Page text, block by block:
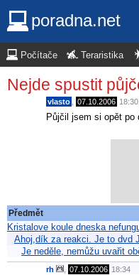
poradna.net
Počítače Teraristika
Nejde spustit
vlasto 07.10.2006 18:30
Půjčil jsem si opět
Předmět
Kristalove koule dneska
Ahoj,dík za reakci. Je to dvd
Je neděle, nemůžu uvařit
rh 07.10.2006 18:34